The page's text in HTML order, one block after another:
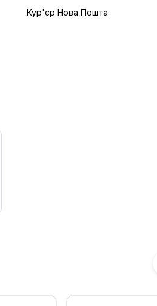
Кур'єр Нова Пошта